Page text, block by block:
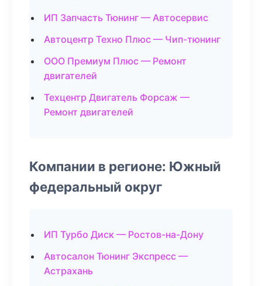
ИП Запчасть Тюнинг — Автосервис
Автоцентр Техно Плюс — Чип-тюнинг
ООО Премиум Плюс — Ремонт
двигателей
Техцентр Двигатель Форсаж —
Ремонт двигателей
Компании в регионе: Южный
федеральный округ
ИП Турбо Диск — Ростов-на-Дону
Автосалон Тюнинг Экспресс —
Астрахань